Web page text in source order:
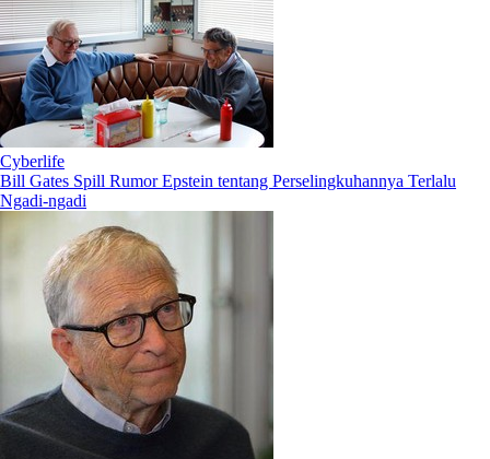
Cyberlife
Bill Gates Spill Rumor Epstein tentang Perselingkuhannya Terlalu
Ngadi-ngadi